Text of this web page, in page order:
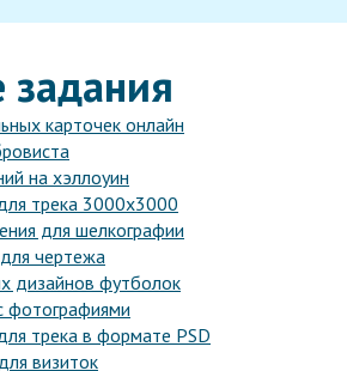
карточек онлайн
на хэллоуин
трека 3000х3000
для шелкографии
чертежа
дизайнов футболок
трека в формате PSD
визиток